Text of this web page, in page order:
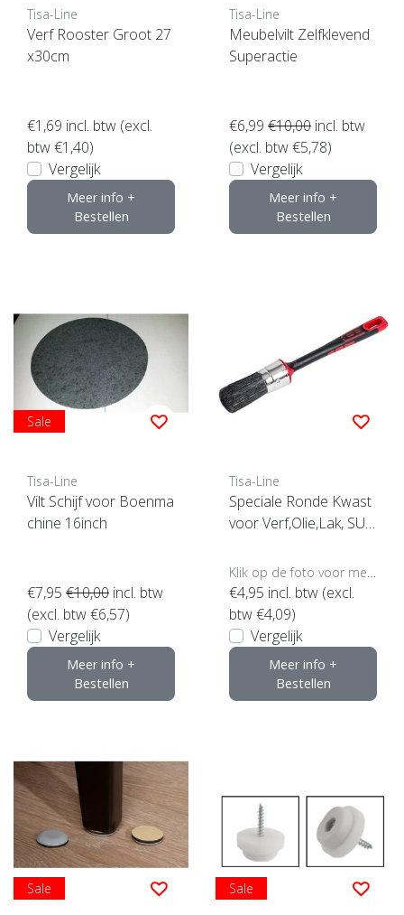
Tisa-Line
Verf Rooster Groot 27
x30cm
€1,69 incl. btw (excl.
btw €1,40)
Vergelijk
Meer info +
Bestellen
Tisa-Line
Meubelvilt Zelfklevend
Superactie
€6,99 €10,00 incl. btw
(excl. btw €5,78)
Vergelijk
Meer info +
Bestellen
Sale
Tisa-Line
Vilt Schijf voor Boenma
chine 16inch
€7,95 €10,00 incl. btw
(excl. btw €6,57)
Vergelijk
Meer info +
Bestellen
Tisa-Line
Speciale Ronde Kwast
voor Verf,Olie,Lak, SUP
€4,95 incl. btw (excl.
btw €4,09)
Vergelijk
Meer info +
Bestellen
Sale Sale